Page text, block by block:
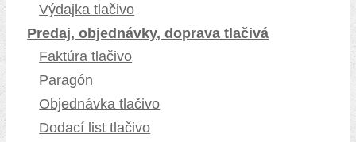
Výdajka tlačivo
Predaj, objednávky, doprava tlačivá
Faktúra tlačivo
Paragón
Objednávka tlačivo
Dodací list tlačivo